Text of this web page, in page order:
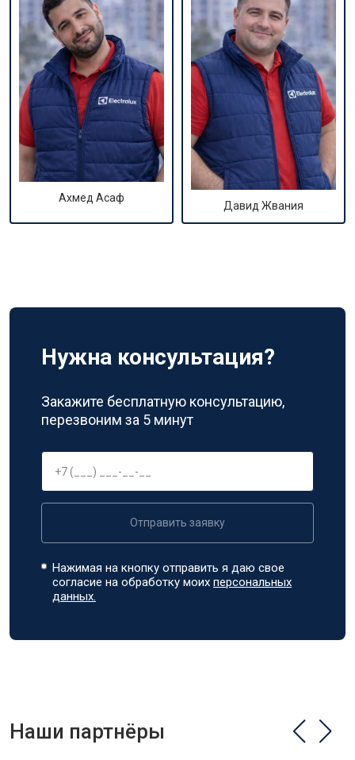
Ахмед Асаф
Давид Жвания
Нужна консультация?
Закажите бесплатную консультацию,
перезвоним за 5 минут
Отправить заявку
Нажимая на кнопку отправить я даю свое
согласие на обработку моихперсональных
данных.
Наши партнёры